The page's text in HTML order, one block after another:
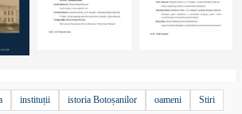
instituții istoria Botoșanilor oameni Stiri